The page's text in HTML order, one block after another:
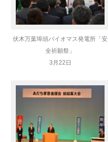
伏木万葉埠頭バイオマス発電所「安
全祈願祭」
3月22日